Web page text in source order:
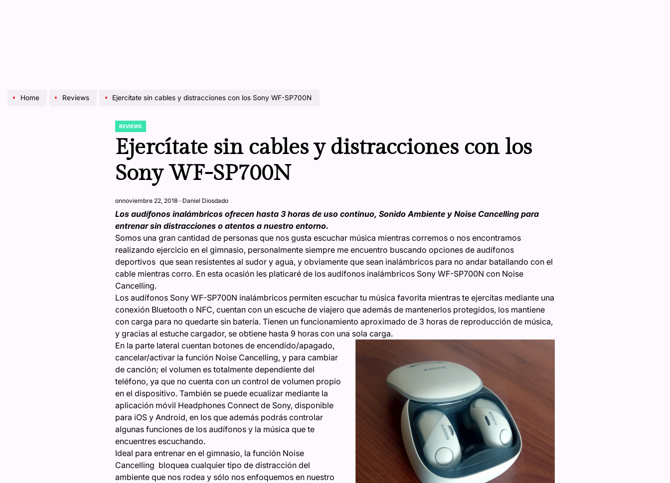
Home Reviews Ejercítate sin cables y distracciones con los Sony WF-SP700N
POSTED
REVIEWS
Ejercítate sin cables y distracciones con los
Sony WF-SP700N
onnoviembre 22, 2018 Daniel Diosdado
Los audífonos inalámbricos ofrecen hasta 3 horas de uso continuo, Sonido Ambiente y Noise Cancelling para
entrenar sin distracciones o atentos a nuestro entorno.
Somos una gran cantidad de personas que nos gusta escuchar música mientras corremos o nos encontramos
realizando ejercicio en el gimnasio, personalmente siempre me encuentro buscando opciones de audífonos
deportivos que sean resistentes al sudor y agua, y obviamente que sean inalámbricos para no andar batallando con el
cable mientras corro. En esta ocasión les platicaré de los audífonos inalámbricos Sony WF-SP700N con Noise
Cancelling.
Los audífonos Sony WF-SP700N inalámbricos permiten escuchar tu música favorita mientras te ejercitas mediante una
conexión Bluetooth o NFC, cuentan con un escuche de viajero que además de mantenerlos protegidos, los mantiene
con carga para no quedarte sin batería. Tienen un funcionamiento aproximado de 3 horas de reproducción de música,
y gracias al estuche cargador, se obtiene hasta 9 horas con una sola carga.
En la parte lateral cuentan botones de encendido/apagado,
cancelar/activar la función Noise Cancelling, y para cambiar
de canción; el volumen es totalmente dependiente del
teléfono, ya que no cuenta con un control de volumen propio
en el dispositivo. También se puede ecualizar mediante la
aplicación móvil Headphones Connect de Sony, disponible
para iOS y Android, en los que además podrás controlar
algunas funciones de los audífonos y la música que te
encuentres escuchando.
Ideal para entrenar en el gimnasio, la función Noise
Cancelling bloquea cualquier tipo de distracción del
ambiente que nos rodea y sólo nos enfoquemos en nuestro